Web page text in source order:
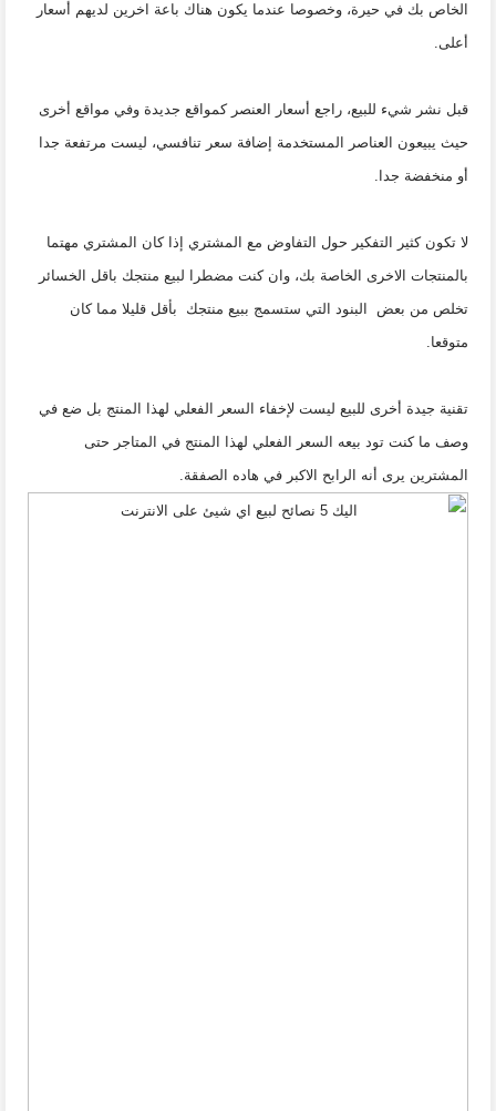
الخاص بك في حيرة، وخصوصا عندما يكون هناك باعة اخرين لديهم أسعار
أعلى.
قبل نشر شيء للبيع، راجع أسعار العنصر كمواقع جديدة وفي مواقع أخرى
حيث يبيعون العناصر المستخدمة إضافة سعر تنافسي، ليست مرتفعة جدا
أو منخفضة جدا.
لا تكون كثير التفكير حول التفاوض مع المشتري إذا كان المشتري مهتما
بالمنتجات الاخرى الخاصة بك، وان كنت مضطرا لبيع منتجك باقل الخسائر
تخلص من بعض البنود التي ستسمج ببيع منتجك بأقل قليلا مما كان
متوقعا.
تقنية جيدة أخرى للبيع ليست لإخفاء السعر الفعلي لهذا المنتج بل ضع في
وصف ما كنت تود بيعه السعر الفعلي لهذا المنتج في المتاجر حتى
المشترين يرى أنه الرابح الاكبر في هاده الصفقة.